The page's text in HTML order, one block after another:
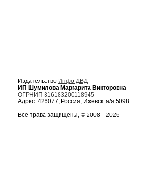
Издательство Инфо-ДВД
ИП Шумилова Маргарита Викторовна
ОГРНИП 316183200118945
Адрес: 426077, Россия, Ижевск, а/я 5098
Все права защищены, © 2008—2026